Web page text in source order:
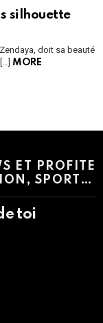
silhouette
doit sa beauté
MORE
ET PROFITE
SPORT…
toi